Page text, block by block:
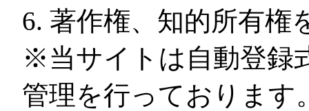
著作権、知的所有権
※当サイトは自動登録
管理を行っております